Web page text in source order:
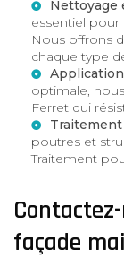
Nettoyage
essentiel pour
Nous offrons
chaque type
optimale,
Ferret qui
poutres et
Traitement
façade